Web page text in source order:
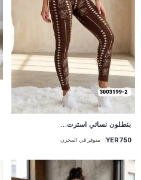
بنطلون نسائي استرت...
YER750 متوفر في المخزن